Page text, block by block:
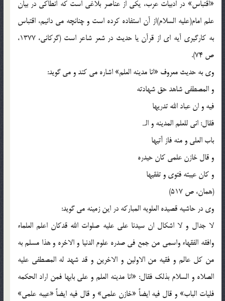
«اقتباس» در ادبیات عرب، یکی از عناصر بلاغی است که انطاکی در بیان
علم امام(علیه السلام)از آن استفاده کرده است و چنانچه می دانیم، اقتباس
به کارگیری آیه ای از قرآن یا حدیث در شعر شاعر است (گرکانی، 1377،
ص 74).
وی به حدیث معروف «انا مدینه العلم» اشاره می کند و می گوید:
و المصطفی شاهد حق شهادته
فیه و ان عباد الله تدریها
فقال: انی للعلم المدینه و الـ
باب العلی و منه فاز آتیها
و قال خازن علمی کان حیدره
و کان عیبته فتوی و تفقیها
(همان، ص 517)
وی در حاشیه قصیده العلویه المبارکه در این زمینه می گوید:
لا جدال و لا اشکال ان سیدنا علی علیه صلوات الله قدکان اعلم العلماء
وافقه الفقهاء واسمی من جمع فی صدره علوم الدنیا و الاخره و هذا مسلم به
من کل عالم و فقیه من الاولین و الاخرین و قد شهد له المصطفی علیه
الصلاه و السلام بذلک فقال: «انا مدینه العلم و علی بابها فمن اراد الحکمه
فلیات الباب» و قال فیه ایضاً «خازن علمی» و قال فیه ایضاً «عیبه علمی»